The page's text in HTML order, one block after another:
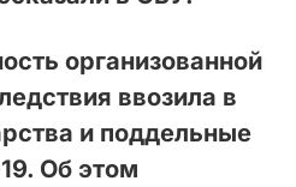
организованной
ввозила в
и поддельные
Об этом